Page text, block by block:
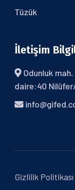
Tüzük
İletişim
Odunluk
daire:40
Gizlilik Politikası